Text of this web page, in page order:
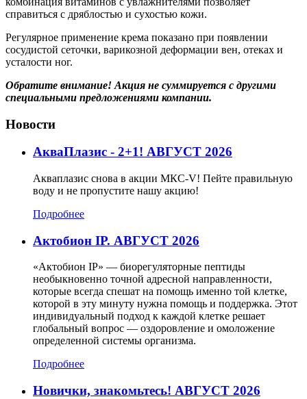
справиться с дряблостью и сухостью кожи.
Регулярное применение крема показано при появлении
сосудистой сеточки, варикозной деформации вен, отеках и
усталости ног.
Обратите внимание! Акция не суммируется с другими
специальными предложениями компании.
Новости
АкваПлазис - 2+1! АВГУСТ 2026
Акваплазис снова в акции МКС-V! Пейте правильную
воду и не пропустите нашу акцию!
Подробнее
Актобион IP. АВГУСТ 2026
«Актобион IP» — биорегуляторные пептиды
необыкновенно точной адресной направленности,
которые всегда спешат на помощь именно той клетке,
которой в эту минуту нужна помощь и поддержка. Этот
индивидуальный подход к каждой клетке решает
глобальный вопрос — оздоровление и омоложение
определенной системы организма.
Подробнее
Новички, знакомьтесь! АВГУСТ 2026